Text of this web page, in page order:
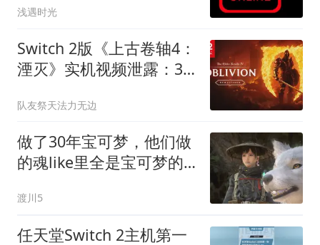
浅遇时光
Switch 2版《上古卷轴4：
湮灭》实机视频泄露：30
队友祭天法力无边
做了30年宝可梦，他们做
的魂like里全是宝可梦的
渡川5
任天堂Switch 2主机第一